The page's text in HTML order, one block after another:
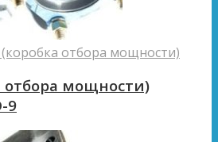
(коробка отбора мощности)
отбора мощности)
9